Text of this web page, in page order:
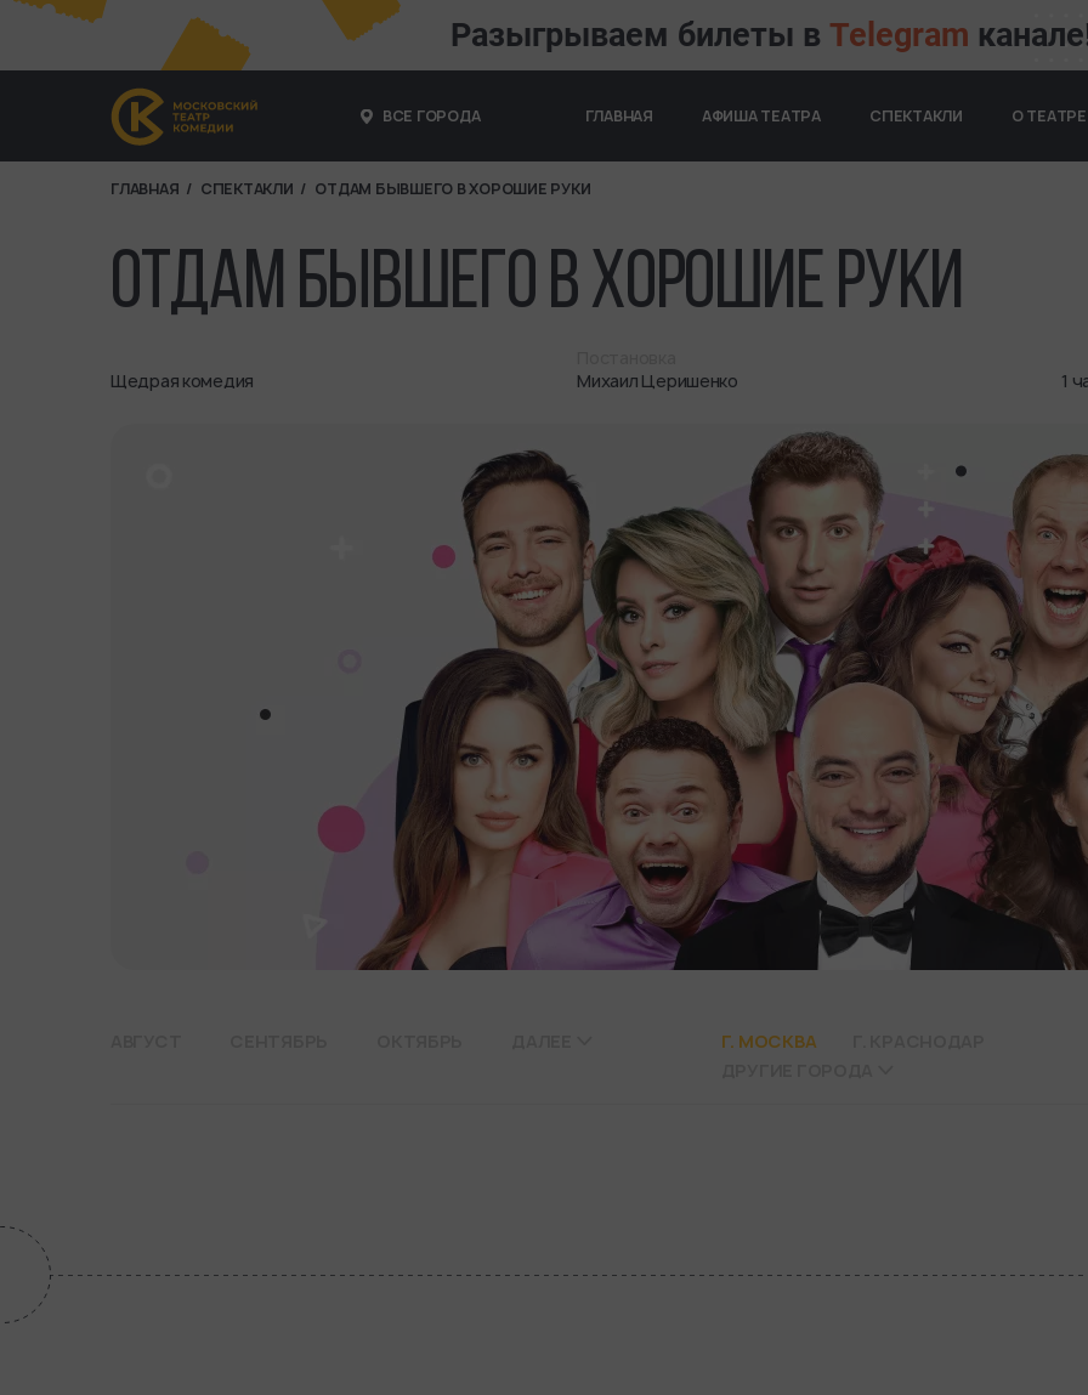
Разыгрываем билеты в Telegram
ВСЕ ГОРОДА ОСНОВНАЯ
ГЛАВНАЯ АФИША ТЕАТРА СПЕКТАКЛИ О ТЕАТРЕ
СТРОКА НАВИГАЦИИ
ГЛАВНАЯ СПЕКТАКЛИ ОТДАМ БЫВШЕГО В ХОРОШИЕ РУКИ
ОТДАМ БЫВШЕГО В ХОРОШИЕ РУКИ
Щедрая комедия
Михаил Церишенко
1
Г. МОСКВА